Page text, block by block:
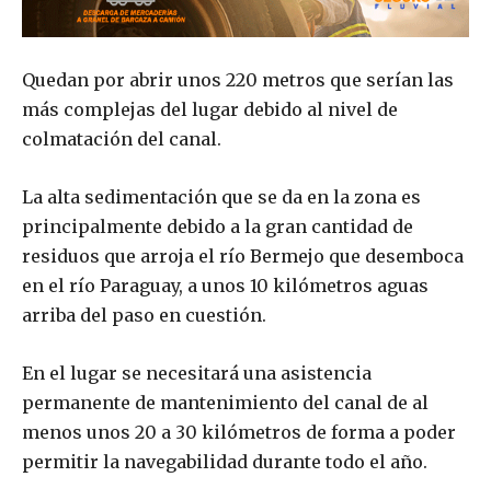
Quedan por abrir unos 220 metros que serían las
más complejas del lugar debido al nivel de
colmatación del canal.
La alta sedimentación que se da en la zona es
principalmente debido a la gran cantidad de
residuos que arroja el río Bermejo que desemboca
en el río Paraguay, a unos 10 kilómetros aguas
arriba del paso en cuestión.
En el lugar se necesitará una asistencia
permanente de mantenimiento del canal de al
menos unos 20 a 30 kilómetros de forma a poder
permitir la navegabilidad durante todo el año.